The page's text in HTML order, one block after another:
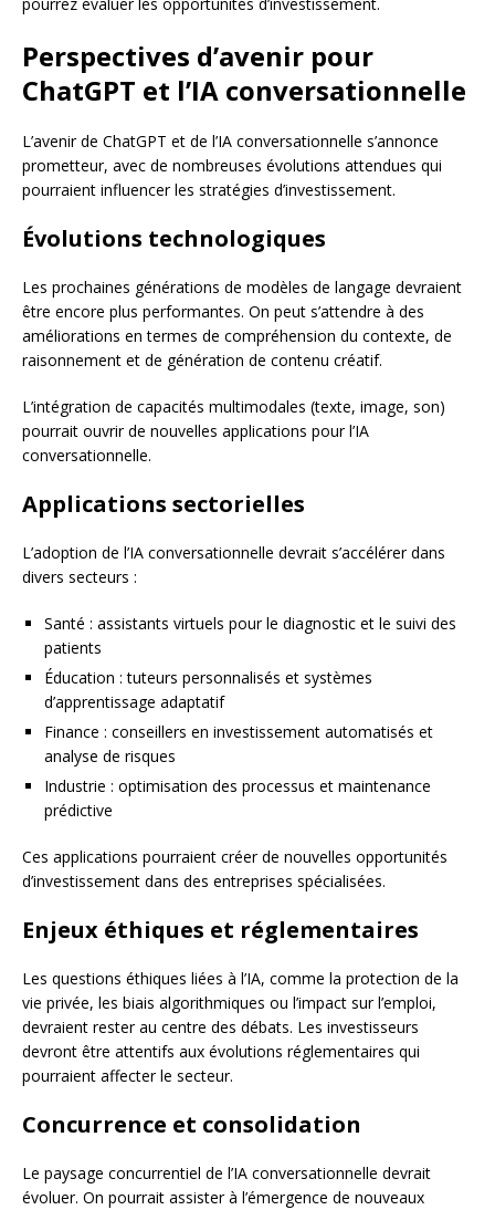
pourrez évaluer les opportunités d’investissement.
Perspectives d’avenir pour
ChatGPT et l’IA conversationnelle
L’avenir de ChatGPT et de l’IA conversationnelle s’annonce
prometteur, avec de nombreuses évolutions attendues qui
pourraient influencer les stratégies d’investissement.
Évolutions technologiques
Les prochaines générations de modèles de langage devraient
être encore plus performantes. On peut s’attendre à des
améliorations en termes de compréhension du contexte, de
raisonnement et de génération de contenu créatif.
L’intégration de capacités multimodales (texte, image, son)
pourrait ouvrir de nouvelles applications pour l’IA
conversationnelle.
Applications sectorielles
L’adoption de l’IA conversationnelle devrait s’accélérer dans
divers secteurs :
Santé : assistants virtuels pour le diagnostic et le suivi des
patients
Éducation : tuteurs personnalisés et systèmes
d’apprentissage adaptatif
Finance : conseillers en investissement automatisés et
analyse de risques
Industrie : optimisation des processus et maintenance
prédictive
Ces applications pourraient créer de nouvelles opportunités
d’investissement dans des entreprises spécialisées.
Enjeux éthiques et réglementaires
Les questions éthiques liées à l’IA, comme la protection de la
vie privée, les biais algorithmiques ou l’impact sur l’emploi,
devraient rester au centre des débats. Les investisseurs
devront être attentifs aux évolutions réglementaires qui
pourraient affecter le secteur.
Concurrence et consolidation
Le paysage concurrentiel de l’IA conversationnelle devrait
évoluer. On pourrait assister à l’émergence de nouveaux